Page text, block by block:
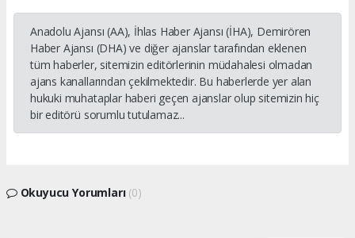
Anadolu Ajansı (AA), İhlas Haber Ajansı (İHA), Demirören
Haber Ajansı (DHA) ve diğer ajanslar tarafından eklenen
tüm haberler, sitemizin editörlerinin müdahalesi olmadan
ajans kanallarından çekilmektedir. Bu haberlerde yer alan
hukuki muhataplar haberi geçen ajanslar olup sitemizin hiç
bir editörü sorumlu tutulamaz...
Okuyucu Yorumları (0)